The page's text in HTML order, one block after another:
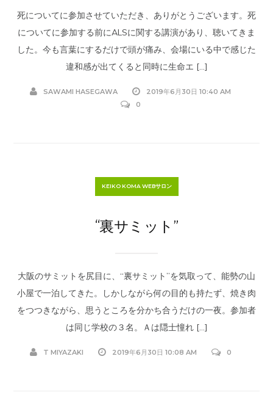
死についてに参加させていただき、ありがとうございます。死
についてに参加する前にALSに関する講演があり、聴いてきま
した。今も言葉にするだけで頭が痛み、会場にいる中で感じた
違和感が出てくると同時に生命エ […]
SAWAMI HASEGAWA
2019年6月30日 10:40 AM
0
KEIKO KOMA WEBサロン
“裏サミット”
大阪のサミットを尻目に、“裏サミット”を気取って、能勢の山
小屋で一泊してきた。しかしながら何の目的も持たず、焼き肉
をつつきながら、思うところを分かち合うだけの一夜。参加者
は同じ学校の３名。Ａは隠士憧れ […]
T MIYAZAKI 2019年6月30日 10:08 AM 0